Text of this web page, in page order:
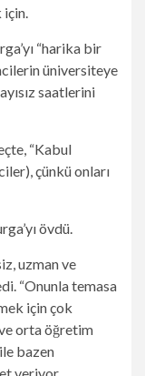
için.
“harika bir
üniversiteye
saatlerini
“Kabul
çünkü onları
övdü.
uzman ve
“Onunla temasa
için çok
orta öğretim
bazen